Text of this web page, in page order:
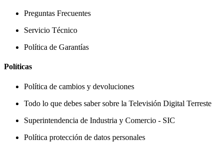
Preguntas Frecuentes
Servicio Técnico
Política de Garantías
Políticas
Política de cambios y devoluciones
Todo lo que debes saber sobre la Televisión Digital Terreste
Superintendencia de Industria y Comercio - SIC
Política protección de datos personales